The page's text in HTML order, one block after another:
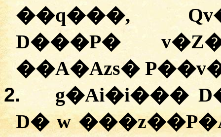
��q���,
D���P�
��A�Azs�
2.
g�Ai�i���
D� w